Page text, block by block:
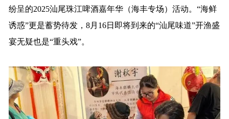
纷呈的2025汕尾珠江啤酒嘉年华（海丰专场）活动。“海鲜
诱惑”更是蓄势待发，8月16日即将到来的“汕尾味道”开渔盛
宴无疑也是“重头戏”。